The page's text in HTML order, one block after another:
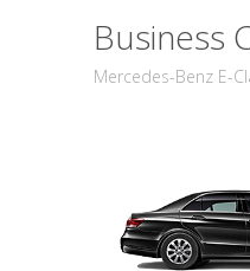
Business
Mercedes-Benz E-